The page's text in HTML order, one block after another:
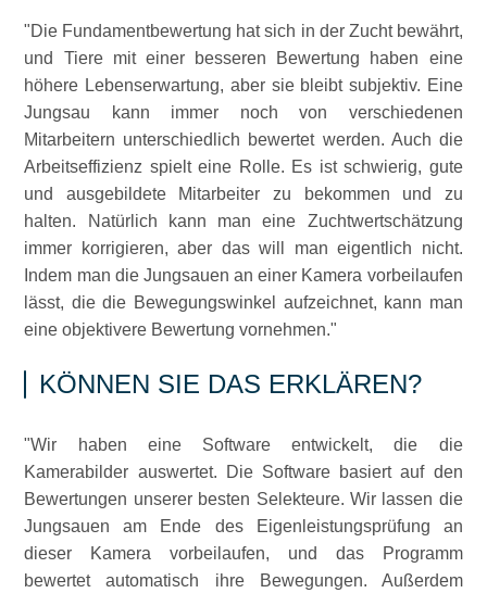
Die Fundamentbewertung hat sich in der Zucht bewährt,
und Tiere mit einer besseren Bewertung haben eine
höhere Lebenserwartung, aber sie bleibt subjektiv. Eine
Jungsau kann immer noch von verschiedenen
Mitarbeitern unterschiedlich bewertet werden. Auch die
Arbeitseffizienz spielt eine Rolle. Es ist schwierig, gute
und ausgebildete Mitarbeiter zu bekommen und zu
halten. Natürlich kann man eine Zuchtwertschätzung
immer korrigieren, aber das will man eigentlich nicht.
Indem man die Jungsauen an einer Kamera vorbeilaufen
lässt, die die Bewegungswinkel aufzeichnet, kann man
eine objektivere Bewertung vornehmen.
KÖNNEN SIE DAS ERKLÄREN?
Wir haben eine Software entwickelt, die die
Kamerabilder auswertet. Die Software basiert auf den
Bewertungen unserer besten Selekteure. Wir lassen die
Jungsauen am Ende des Eigenleistungsprüfung an
dieser Kamera vorbeilaufen, und das Programm
bewertet automatisch ihre Bewegungen. Außerdem